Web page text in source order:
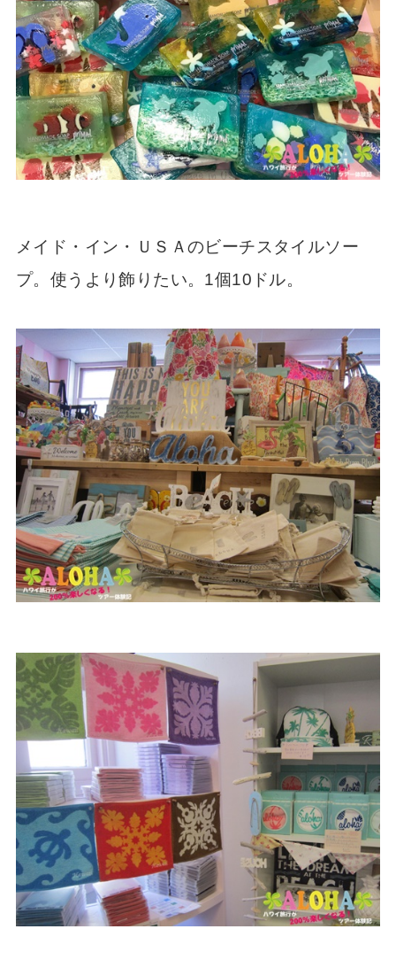
メイド・イン・ＵＳＡのビーチスタイルソー
プ。使うより飾りたい。1個10ドル。